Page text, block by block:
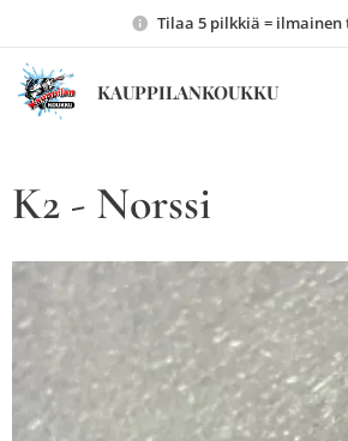
Tilaa 5 pilkkiä =
KAUPPILANKOUKKU
K2 - Norssi